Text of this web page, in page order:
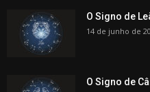
O Signo de
14 de junho de
O Signo de